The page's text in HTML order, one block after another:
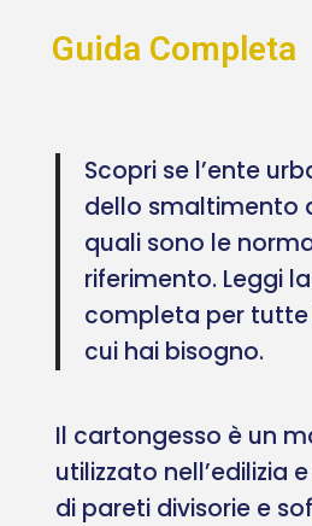
Guida Completa
Scopri se l’ente
dello smaltimento
quali sono le
riferimento. Leggi
completa per tutte
cui hai bisogno.
Il cartongesso è un
utilizzato nell’edilizia
di pareti divisorie e